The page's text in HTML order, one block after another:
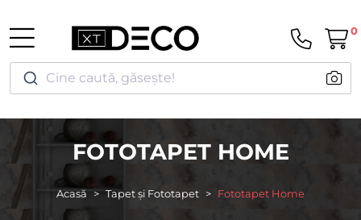
Cine caută, găsește!
0
FOTOTAPET HOME
Acasă Tapet și Fototapet Fototapet Home